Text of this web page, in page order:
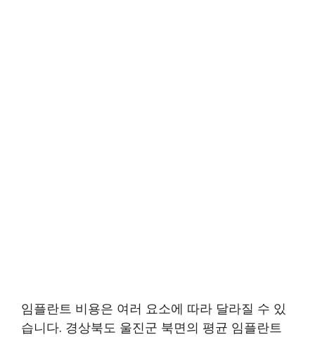
임플란트 비용은 여러 요소에 따라 달라질 수 있
습니다. 경상북도 울진군 북면의 평균 임플란트